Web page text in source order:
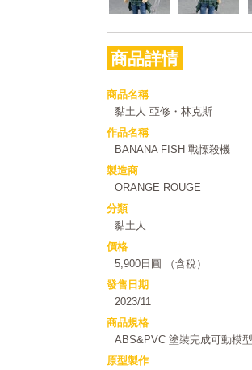
商品詳情
商品名稱
黏土人 亞修・林克斯
作品名稱
BANANA FISH 戰慄殺機
製造商
ORANGE ROUGE
分類
黏土人
價格
5,900日圓 （含稅）
發售日期
2023/11
商品規格
ABS&PVC 塗裝完成可動模
原型製作